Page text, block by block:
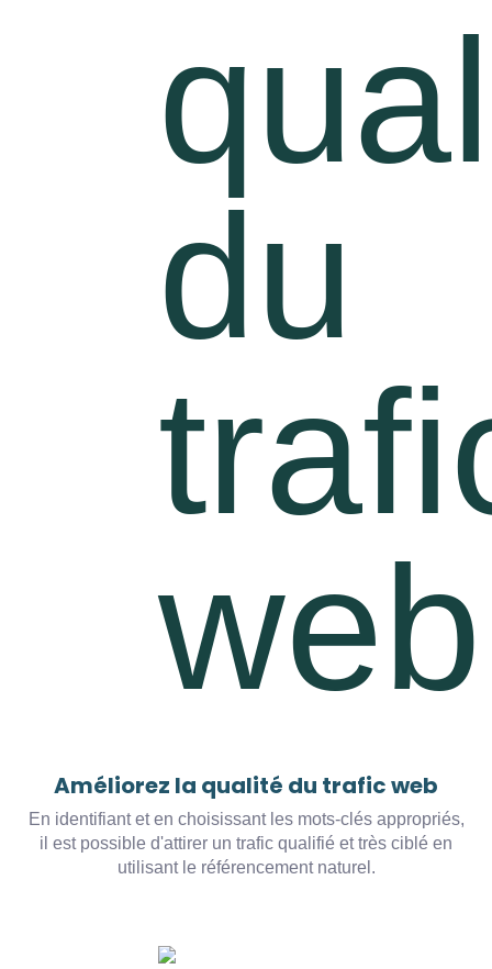
Améliorez la qualité du trafic web
En identifiant et en choisissant les mots-clés appropriés,
il est possible d'attirer un trafic qualifié et très ciblé en
utilisant le référencement naturel.